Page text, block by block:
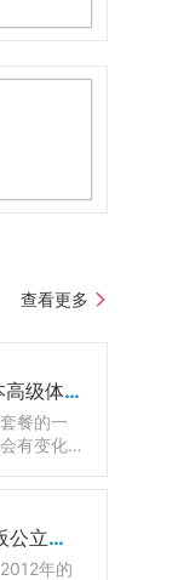
查看更多
朱野的日本出差日常 61：日本高级体检配套餐食
餐的一
有变化
朱野的日本出差日常 64：大阪公立大学医学院和附属医院
年的